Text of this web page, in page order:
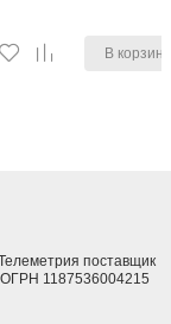
В корзину
поставщик
ОГРН 1187536004215